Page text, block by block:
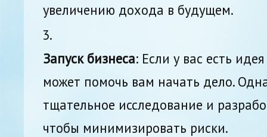
увеличению дохода в будущем.
Запуск бизнеса: Если у вас есть
может помочь вам начать дело.
тщательное исследование и
чтобы минимизировать риски.